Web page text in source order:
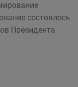
состоялось
Президента